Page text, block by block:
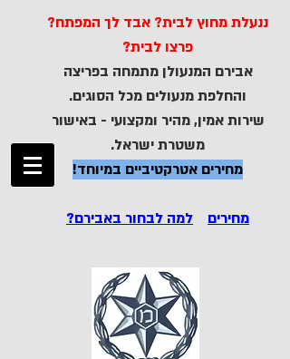
ננעלת מחוץ לבית? אבד לך המפתח?
פרצו לבית?
אבירם המנעולן מתמחה בפריצה
והחלפת מנעולים מכל הסוגים.
שירות אמין, מהיר ומקצועי - באישור
משטרת ישראל.
מחירים אטרקטיביים במיוחד!
מחירים למה לבחור באבירם?